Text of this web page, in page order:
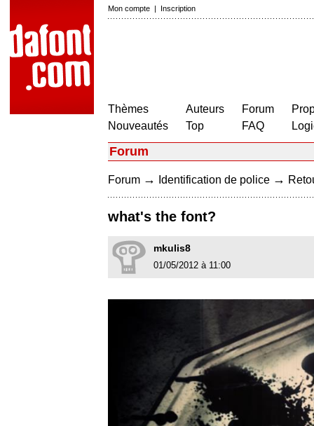
Mon compte | Inscription
Thèmes
Nouveautés
Auteurs
Top
Forum
FAQ
Forum
Forum → Identification de police →
what's the font?
mkulis8
01/05/2012 à 11:00